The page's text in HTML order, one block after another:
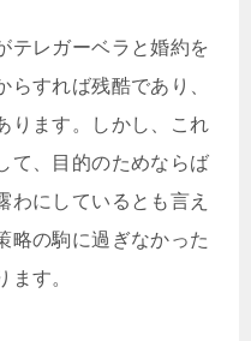
テレガーベラと婚約を
すれば残酷であり、
ります。しかし、これ
て、目的のためならば
わにしているとも言え
略の駒に過ぎなかった
ます。